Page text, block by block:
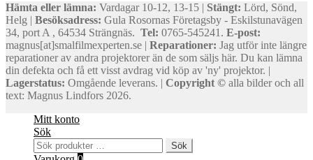
Hämta eller lämna: Vardagar 10-12, 13-15 | Stängt: Lörd, Sönd,
Helg | Besöksadress: Gula Rosornas Företagsby - Eskilstunavägen
34, port A , 64534 Strängnäs. Tel: 0765-545241. E-post:
magnus[at]smalfilmexperten.se | Reparationer: Jag utför inte längre
reparationer av andra projektorer än de som säljs här. Du kan lämna
din defekta och få ett visst avdrag vid köp av 'ny' projektor. |
Lagerstatus: Omgående leverans. | Copyright © alla bilder och all
text: Magnus Lindfors 2026.
Mitt konto
Sök
Sök
efter:
Sök